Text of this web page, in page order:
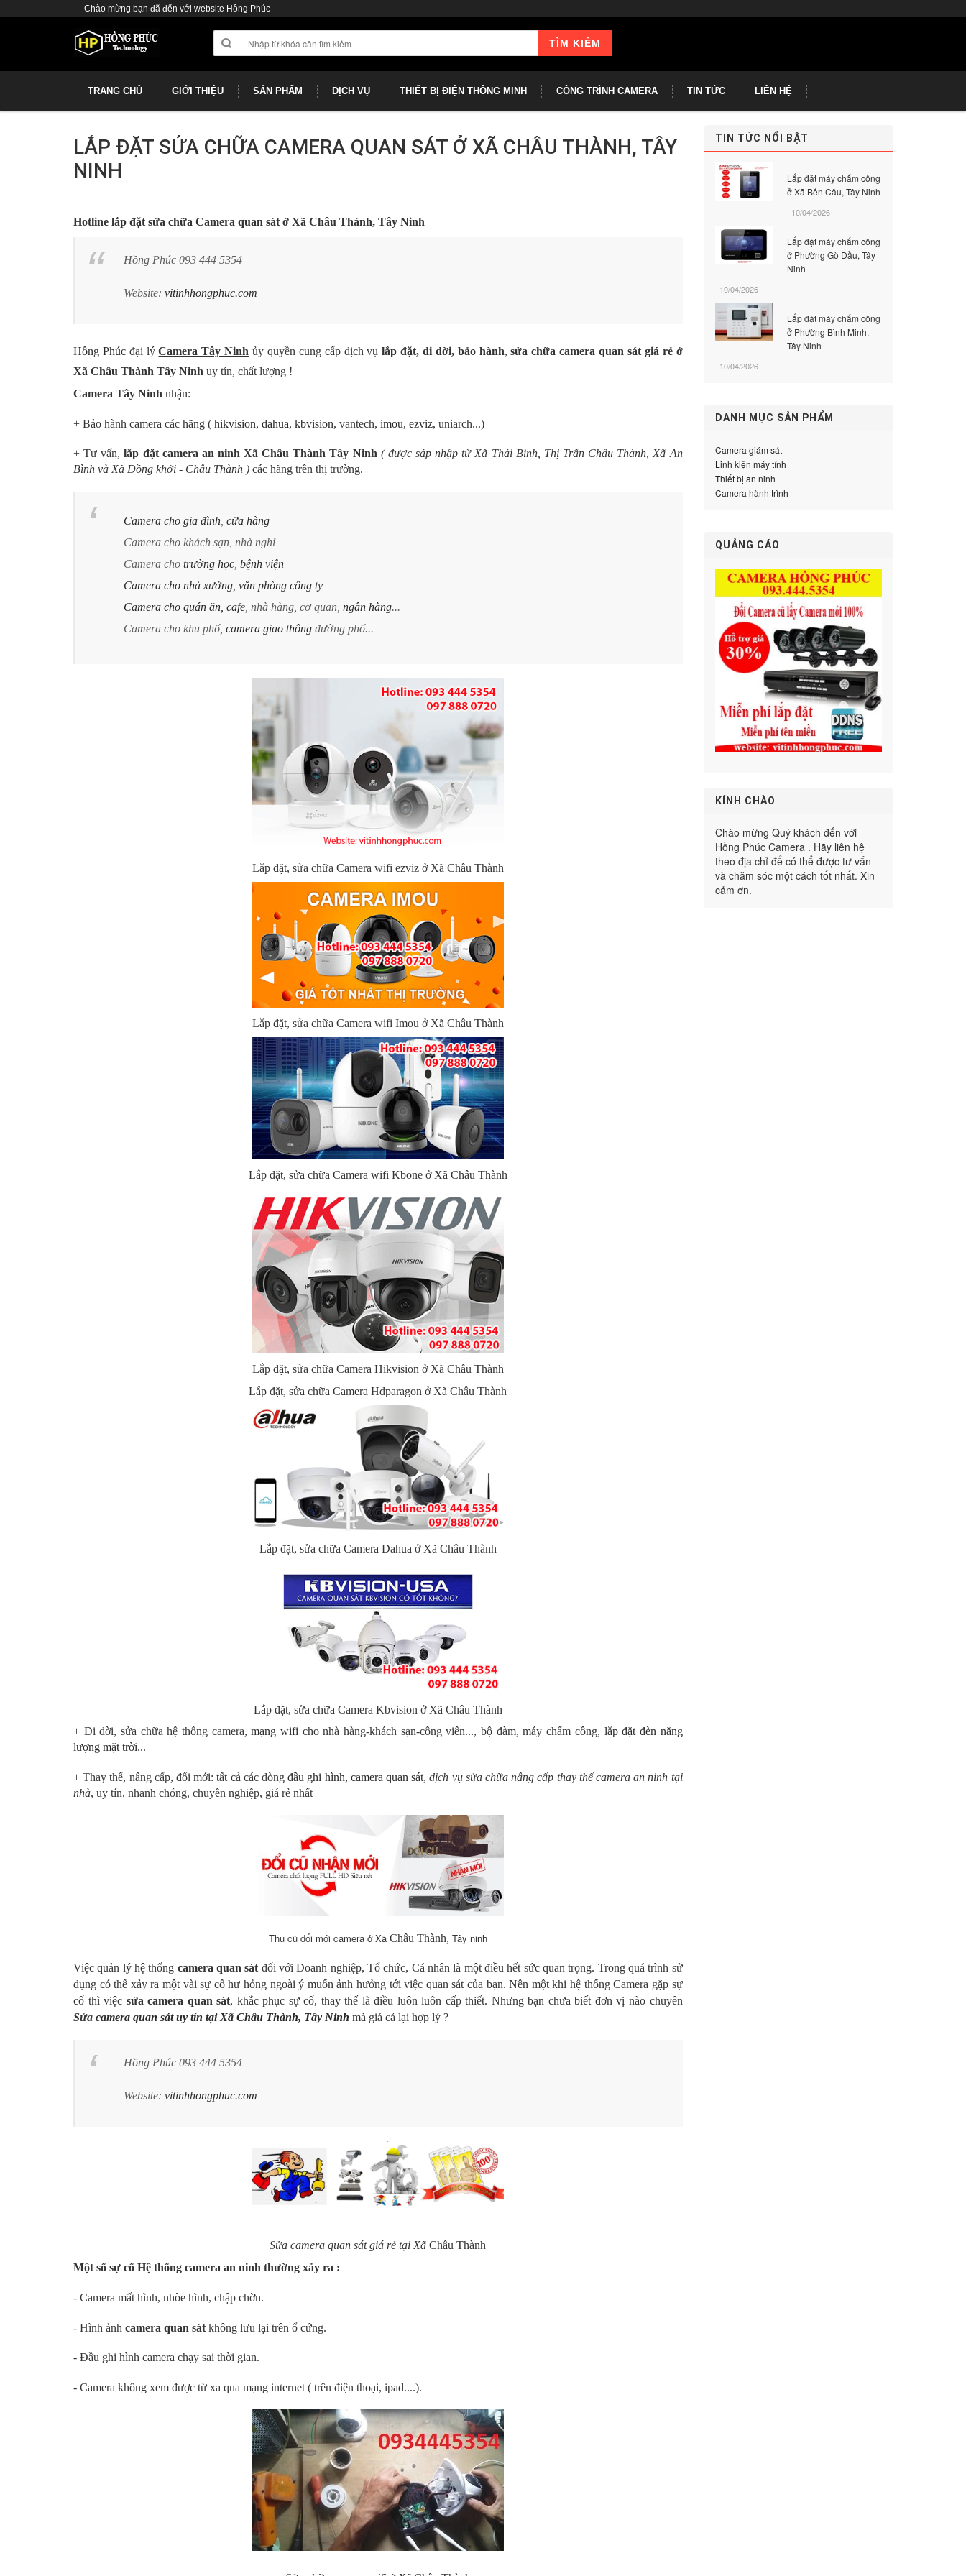
Chào mừng bạn đã đến với website Hồng Phúc
TÌM KIẾM
TRANG CHỦ GIỚI THIỆU SẢN PHẨM DỊCH VỤ THIẾT BỊ ĐIỆN THÔNG MINH CÔNG TRÌNH CAMERA TIN TỨC LIÊN HỆ
LẮP ĐẶT SỬA CHỮA CAMERA QUAN SÁT Ở XÃ CHÂU THÀNH, TÂY
NINH
Hotline lắp đặt sửa chữa Camera quan sát ở Xã Châu Thành, Tây Ninh
Hồng Phúc 093 444 5354
Website: vitinhhongphuc.com
Hồng Phúcđại lýCamera Tây Ninh ủy quyền cung cấp dịch vụlắp đặt, di dời, bảo hành,sửa chữa camera quan sát giá rẻ ở
Xã Châu Thành Tây Ninh uy tín, chất lượng !
Camera Tây Ninh nhận:
+ Bảo hành camera các hãng ( hikvision, dahua, kbvision, vantech, imou, ezviz, uniarch...)
+ Tư vấn,lắp đặt camera an ninh Xã Châu Thành Tây Ninh ( được sáp nhập từ Xã Thái Bình, Thị Trấn Châu Thành, Xã An
Bình và Xã Đồng khởi - Châu Thành ) các hãng trên thị trường.
Camera cho gia đình cửa hàng
Camera cho khách sạn, nhà nghỉ
Camera cho trường học bệnh viện
Camera cho nhà xưởng văn phòng công ty
Camera cho quán ăn, cafe , nhà hàng, cơ quan, ngân hàng...
Camera cho khu phố, camera giao thông đường phố...
Lắp đặt, sửa chữa Camera wifi ezviz ở Xã Châu Thành
Lắp đặt, sửa chữa Camera wifi Imou ở Xã Châu Thành
Lắp đặt, sửa chữa Camera wifi Kbone ở Xã Châu Thành
Lắp đặt, sửa chữa Camera Hikvision ở Xã Châu Thành
Lắp đặt, sửa chữa Camera Hdparagon ở Xã Châu Thành
Lắp đặt, sửa chữa Camera Dahua ở Xã Châu Thành
Lắp đặt, sửa chữa Camera Kbvision ở Xã Châu Thành
+ Di dời, sửa chữa hệ thống camera,mạng wifi cho nhà hàng-khách sạn-công viên..., bộ đàm, máy chấm công, lắp đặt đèn năng
lượng mặt trời...
+ Thay thế, nâng cấp, đổi mới: tất cả các dòngđầu ghi hình, camera quan sát,dịch vụ sửa chữa nâng cấp thay thế camera an ninh tại
nhà, uy tín, nhanh chóng, chuyên nghiệp, giá rẻ nhất
Thu cũ đổi mới camera ở Xã Châu Thành, Tây ninh
Việc quản lý hệ thống camera quan sát đối với Doanh nghiệp, Tổ chức, Cá nhân là một điều hết sức quan trọng. Trong quá trình sử
dụng có thể xảy ra một vài sự cố hư hỏng ngoài ý muốn ảnh hưởng tới việc quan sát của bạn.Nên một khi hệ thống Camera gặp sự
cố thì việc sửa camera quan sát, khắc phục sự cố, thay thế là điều luôn luôn cấp thiết. Nhưng bạn chưa biết đơn vị nào chuyên
Sửa camera quan sát uy tín tại Xã Châu Thành, Tây Ninh mà giá cả lại hợp lý ?
Hồng Phúc 093 444 5354
Website: vitinhhongphuc.com
Sửa camera quan sát giá rẻ tại XãChâu Thành
Một số sự cố Hệ thống camera an ninh thường xảy ra :
- Camera mất hình, nhòe hình, chập chờn.
- Hình ảnh camera quan sát không lưu lại trên ổ cứng.
- Đầu ghi hình camera chạy sai thời gian.
- Camera không xem được từ xa qua mạng internet ( trên điện thoại, ipad....).
TIN TỨC NỔI BẬT
Lắp đặt máy chấm công
ở Xã Bến Cầu, Tây Ninh
10/04/2026
Lắp đặt máy chấm công
ở Phường Gò Dầu, Tây
Ninh
10/04/2026
Lắp đặt máy chấm công
ở Phường Bình Minh,
Tây Ninh
10/04/2026
DANH MỤC SẢN PHẨM
Camera giám sát
Linh kiện máy tính
Thiết bị an ninh
Camera hành trình
QUẢNG CÁO
KÍNH CHÀO
Chào mừng Quý khách đến với
Hồng Phúc Camera . Hãy liên hệ
theo địa chỉ để có thể được tư vấn
và chăm sóc một cách tốt nhất. Xin
cảm ơn.